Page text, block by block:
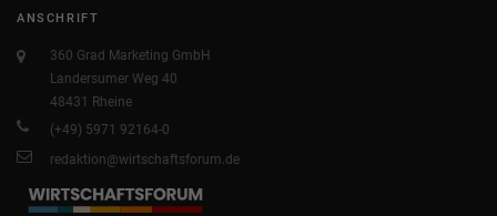
ANSCHRIFT
360 Grad Marketing GmbH
Landersumer Weg 40
48431 Rheine
(+49) 5971 92164-0
redaktion@wirtschaftsforum.de